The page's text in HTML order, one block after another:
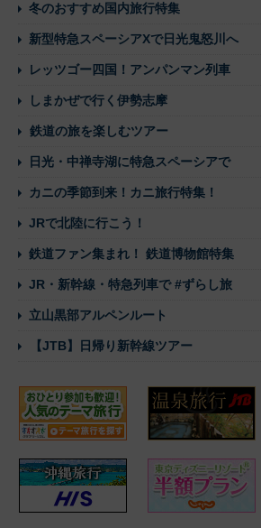
冬のおすすめ国内旅行特集
新型特急スペーシアXで日光鬼怒川へ
レッツゴー四国！アンパンマン列車
しまかぜで行く伊勢志摩
鉄道の旅を楽しむツアー
日光・中禅寺湖に特急スペーシアで
カニの季節到来！カニ旅行特集！
JRで北陸に行こう！
鉄道ファン集まれ！ 鉄道博物館特集
JR・新幹線・特急列車で #ずらし旅
立山黒部アルペンルート
【JTB】日帰り新幹線ツアー